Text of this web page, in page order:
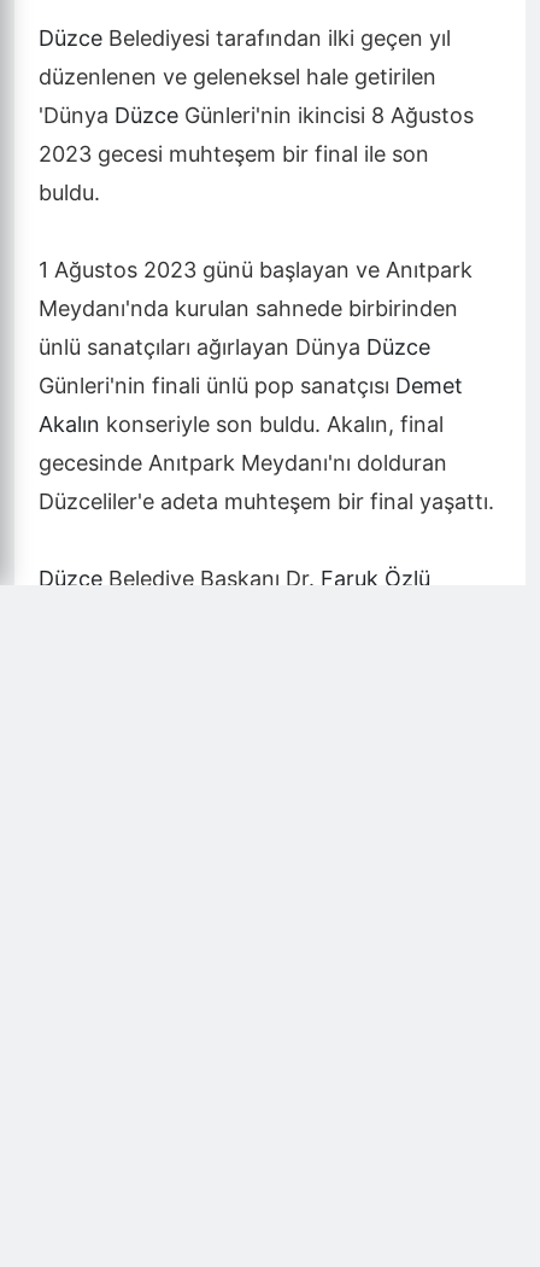
Düzce Belediyesi tarafından ilki geçen yıl
düzenlenen ve geleneksel hale getirilen
'Dünya Düzce Günleri'nin ikincisi 8 Ağustos
2023 gecesi muhteşem bir final ile son
buldu.
1 Ağustos 2023 günü başlayan ve Anıtpark
Meydanı'nda kurulan sahnede birbirinden
ünlü sanatçıları ağırlayan Dünya Düzce
Günleri'nin finali ünlü pop sanatçısı Demet
Akalın konseriyle son buldu. Akalın, final
gecesinde Anıtpark Meydanı'nı dolduran
Düzceliler'e adeta muhteşem bir final yaşattı.
Düzce Belediye Başkanı Dr. Faruk Özlü